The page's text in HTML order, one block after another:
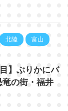
北陸 富山
】ぶりかにバ
の街・福井